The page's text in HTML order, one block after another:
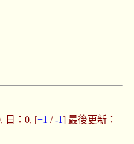
日：0, [+1 /-1] 最後更新：